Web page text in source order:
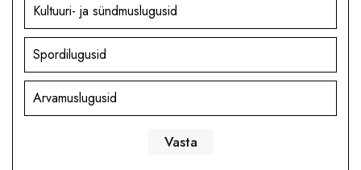
Kultuuri- ja sündmuslugusid
Spordilugusid
Arvamuslugusid